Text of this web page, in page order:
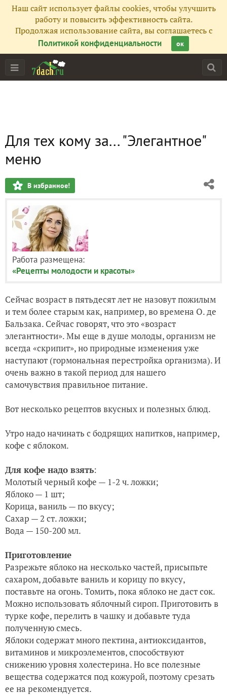
Наш сайт использует файлы cookies, чтобы улучшить
работу и повысить эффективность сайта.
Продолжая использование сайта, вы соглашаетесь с
Политикой конфиденциальности
ок
Для тех кому за... "Элегантное"
меню
В избранное!
Работа размещена:
«Рецепты молодости и красоты»
Сейчас возраст в пятьдесят лет не назовут пожилым
и тем более старым как, например, во времена О. де
Бальзака. Сейчас говорят, что это «возраст
элегантности». Мы еще в душе молоды, организм не
всегда «скрипит», но природные изменения уже
наступают (гормональная перестройка организма). И
очень важно в такой период для нашего
самочувствия правильное питание.
Вот несколько рецептов вкусных и полезных блюд.
Утро надо начинать с бодрящих напитков, например,
кофе с яблоком.
Для кофе надо взять:
Молотый черный кофе — 1-2 ч. ложки;
Яблоко — 1 шт;
Корица, ваниль — по вкусу;
Сахар — 2 ст. ложки;
Вода — 150-200 мл.
Приготовление
Разрежьте яблоко на несколько частей, присыпьте
сахаром, добавьте ваниль и корицу по вкусу,
поставьте на огонь. Томить, пока яблоко не даст сок.
Можно использовать яблочный сироп. Приготовить в
турке кофе, перелить в чашку и добавьте туда
полученную смесь.
Яблоки содержат много пектина, антиоксидантов,
витаминов и микроэлементов, способствуют
снижению уровня холестерина. Но все полезные
вещества содержатся под кожурой, поэтому срезать
ее на рекомендуется.